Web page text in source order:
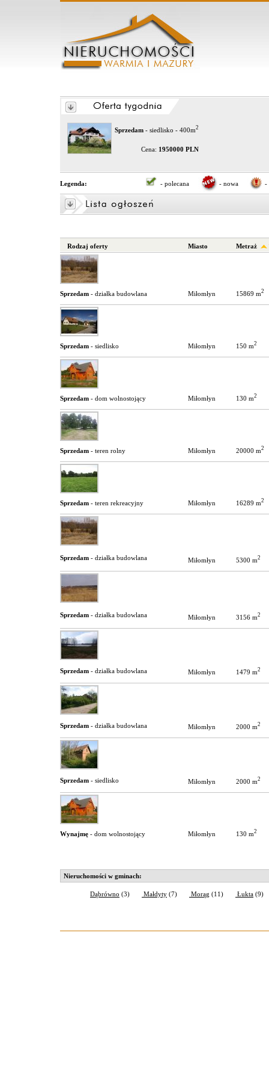
Sprzedam - siedlisko - 400m2
Cena: 1950000 PLN
Legenda: - polecana - nowa -
Rodzaj oferty Miasto Metraż
Miłomłyn 15869 m2
Sprzedam - działka budowlana
Miłomłyn 150 m2
Sprzedam - siedlisko
Miłomłyn 130 m2
Sprzedam - dom wolnostojący
Miłomłyn 20000 m2
Sprzedam - teren rolny
Miłomłyn 16289 m2
Sprzedam - teren rekreacyjny
Miłomłyn 5300 m2
Sprzedam - działka budowlana
Miłomłyn 3156 m2
Sprzedam - działka budowlana
Miłomłyn 1479 m2
Sprzedam - działka budowlana
Miłomłyn 2000 m2
Sprzedam - działka budowlana
Miłomłyn 2000 m2
Sprzedam - siedlisko
Miłomłyn 130 m2
Wynajmę - dom wolnostojący
Nieruchomości w gminach:
Dąbrówno (3) Małdyty (7) Morąg (11) Łukta (9)